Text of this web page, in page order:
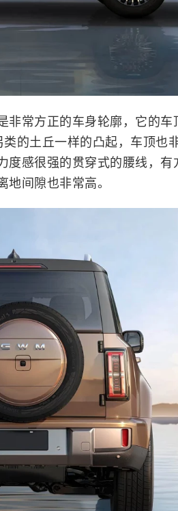
非常方正的车身轮廓，它的车
的土丘一样的凸起，车顶也
度感很强的贯穿式的腰线，有
间隙也非常高。